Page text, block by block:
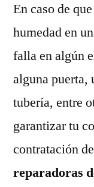
En caso de
humedad en
falla en algún
alguna puerta,
tubería, entre
garantizar tu
contratación
reparadoras